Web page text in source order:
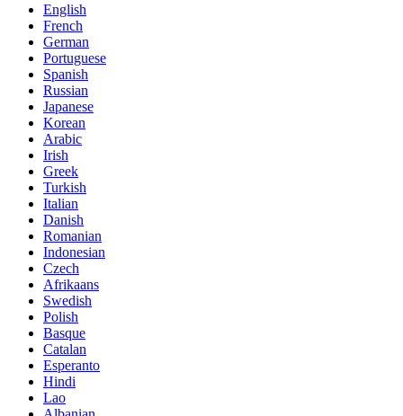
English
French
German
Portuguese
Spanish
Russian
Japanese
Korean
Arabic
Irish
Greek
Turkish
Italian
Danish
Romanian
Indonesian
Czech
Afrikaans
Swedish
Polish
Basque
Catalan
Esperanto
Hindi
Lao